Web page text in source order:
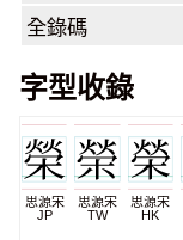
全錄碼
字型收錄
思源宋
JP
思源宋
TW
思源宋
HK